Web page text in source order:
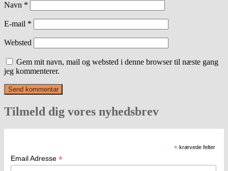
Navn *
E-mail *
Websted
Gem mit navn, mail og websted i denne browser til næste gang
jeg kommenterer.
Tilmeld dig vores nyhedsbrev
* krævede felter
Email Adresse *